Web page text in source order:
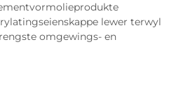
lewer terwyl
omgewings- en